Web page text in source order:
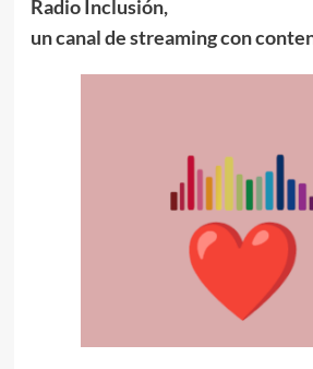
Radio Inclusión,
un canal de streaming con